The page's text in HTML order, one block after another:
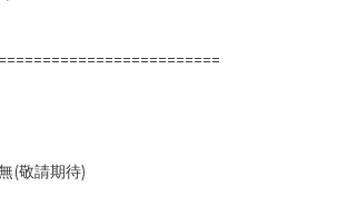
(敬請期待)